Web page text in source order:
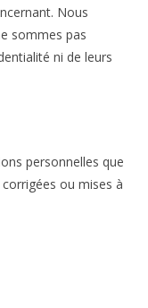
Nous
sommes pas
ni de leurs
personnelles que
ou mises à